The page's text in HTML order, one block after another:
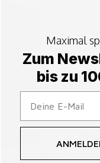
Maximal
Zum
bis zu